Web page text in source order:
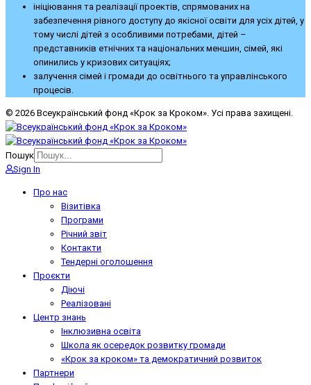
ініціювання та реалізації проектів, спрямованих на
забезпечення рівного доступу до якісної освіти для усіх дітей, у
тому числі дітей з особливими потребами, дітей –
представників етнічних та національних меншин, сімей, які
опинились у кризових ситуаціях;
залучення сімей і громади до освітнього та управлінського
процесів.
© 2026 Всеукраїнський фонд «Крок за Кроком». Усі права захищені.
Пошук
Sign In
Про нас
Візитівка
Програми
Річний звіт
Контакти
Тендерні оголошення
Проєкти
Діючі
Реалізовані
Центр знань
Інклюзивна освіта
Школа як осередок розвитку громади
«Крок за кроком» та демократичний розвиток
Партнери